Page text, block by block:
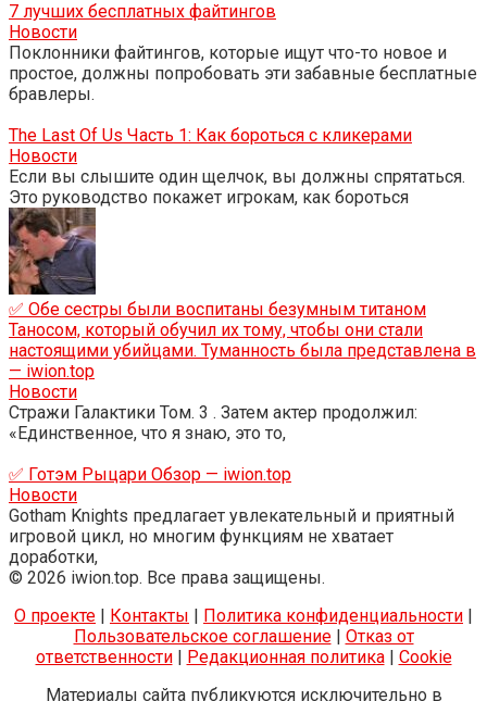
7 лучших бесплатных файтингов
Новости
Поклонники файтингов, которые ищут что-то новое и
простое, должны попробовать эти забавные бесплатные
бравлеры.
The Last Of Us Часть 1: Как бороться с кликерами
Новости
Если вы слышите один щелчок, вы должны спрятаться.
Это руководство покажет игрокам, как бороться
✅ Обе сестры были воспитаны безумным титаном
Таносом, который обучил их тому, чтобы они стали
настоящими убийцами. Туманность была представлена ​​в
— iwion.top
Новости
Стражи Галактики Том. 3 . Затем актер продолжил:
«Единственное, что я знаю, это то,
✅ Готэм Рыцари Обзор — iwion.top
Новости
Gotham Knights предлагает увлекательный и приятный
игровой цикл, но многим функциям не хватает
доработки,
© 2026 iwion.top. Все права защищены.
О проекте | Контакты | Политика конфиденциальности |
Пользовательское соглашение| Отказ от
ответственности| Редакционная политика| Cookie
Материалы сайта публикуются исключительно в